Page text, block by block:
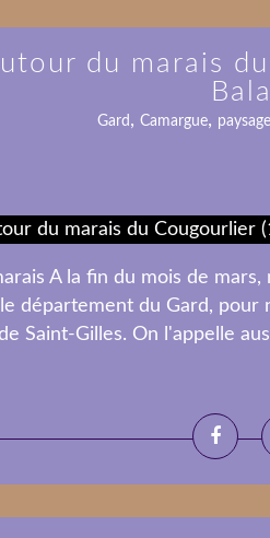
du marais
Gard , Camargue, paysage
A la fin du mois de
département du Gard, pour
Saint-Gilles. On l'appelle